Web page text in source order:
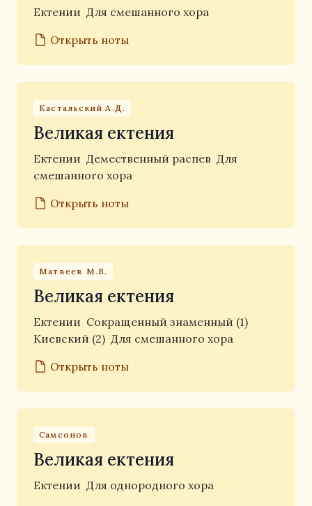
Ектении Для смешанного хора
Открыть ноты
Кастальский А.Д.
Великая ектения
Ектении Демественный распев Для
смешанного хора
Открыть ноты
Матвеев М.В.
Великая ектения
Ектении Сокращенный знаменный (1)
Киевский (2) Для смешанного хора
Открыть ноты
Самсонов
Великая ектения
Ектении Для однородного хора